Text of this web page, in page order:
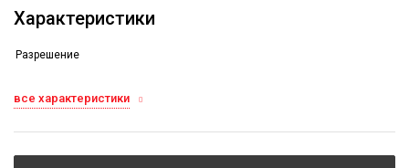
Характеристики
Разрешение
все характеристики